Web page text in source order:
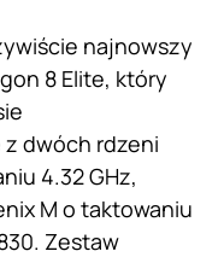
najnowszy
8 Elite, który
dwóch rdzeni
4.32 GHz,
M o taktowaniu
Zestaw